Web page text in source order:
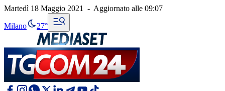
Martedì 18 Maggio 2021 - Aggiornato alle 09:07
Milano 27°